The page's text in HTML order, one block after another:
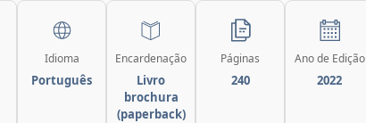
Idioma
Português
Encardenação
Livro
brochura
(paperback)
Páginas
240
Ano de Edição
2022